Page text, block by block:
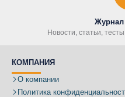
Журнал
Новости, статьи,
КОМПАНИЯ
О компании
Политика